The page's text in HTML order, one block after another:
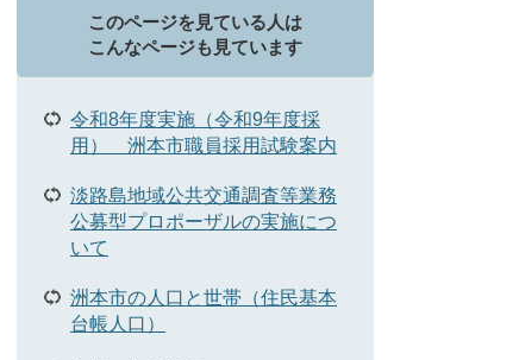
このページを見ている人は
こんなページも見ています
令和8年度実施（令和9年度採
用） 洲本市職員採用試験案内
淡路島地域公共交通調査等業務
公募型プロポーザルの実施につ
いて
洲本市の人口と世帯（住民基本
台帳人口）